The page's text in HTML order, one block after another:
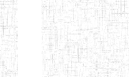
BANDJOUN
ENIEG DE
DSCHANG